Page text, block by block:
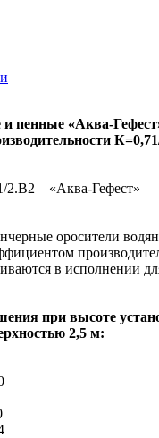
пенные «Аква-
– «Аква-Гефест»​
оросители
в исполнении
при высоте
2,5 м: